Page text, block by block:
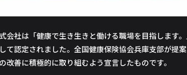
会社は「健康で生き生きと働ける職場を目指します
て認定されました。全国健康保険協会兵庫支部が提
改善に積極的に取り組むよう宣言したものです。